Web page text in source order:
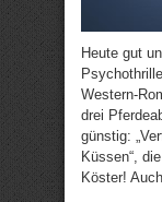
Heute gut
Western-
drei
günstig:
Küssen“,
Köster!